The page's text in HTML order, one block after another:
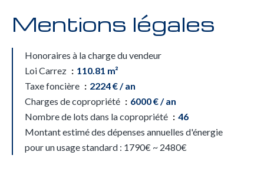
Mentions légales
Honoraires à la charge du vendeur
Loi Carrez
110.81 m²
Taxe foncière
2224 € / an
Charges de copropriété
6000 € / an
Nombre de lots dans la copropriété
46
Montant estimé des dépenses annuelles d'énergie
pour un usage standard : 1790€ ~ 2480€